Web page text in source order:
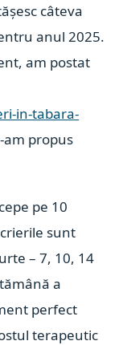
câteva
anul 2025.
am postat
in-tabara-
am propus
pe 10
sunt
– 7, 10, 14
a
perfect
terapeutic